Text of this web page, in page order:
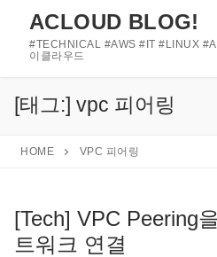
ACLOUD BLOG!
#TECHNICAL #AWS #IT #LINUX
이클라우드
[태그:] vpc 피어링
HOME VPC 피어링
[Tech] VPC Peering
트워크 연결